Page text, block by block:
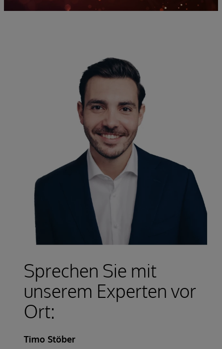
Sprechen Sie mit
unserem Experten vor
Ort:
Timo Stöber